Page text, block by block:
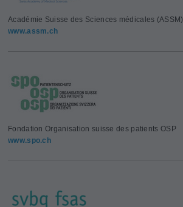
Académie Suisse des Sciences médicales (ASSM)
www.assm.ch
Fondation Organisation suisse des patients OSP
www.spo.ch